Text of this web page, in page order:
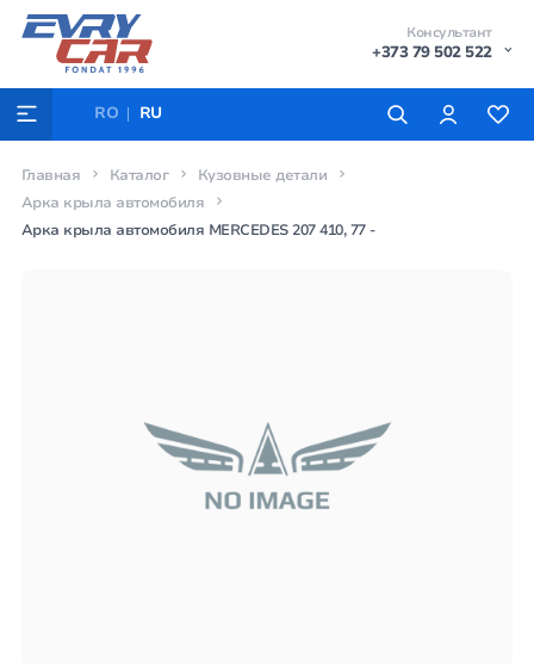
Консультант
+373 79 502 522
RO RU
Главная Каталог
Кузовные детали
Арка крыла автомобиля
Арка крыла автомобиля MERCEDES 207 410, 77 -